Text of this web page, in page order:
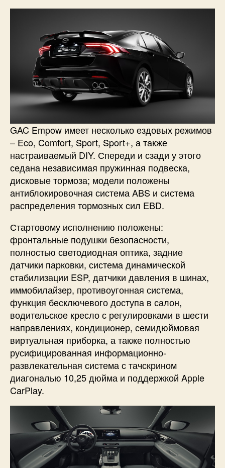
GAC Empow имеет несколько ездовых режимов
– Eco, Comfort, Sport, Sport+, а также
настраиваемый DIY. Спереди и сзади у этого
седана независимая пружинная подвеска,
дисковые тормоза; модели положены
антиблокировочная система ABS и система
распределения тормозных сил EBD.
Стартовому исполнению положены:
фронтальные подушки безопасности,
полностью светодиодная оптика, задние
датчики парковки, система динамической
стабилизации ESP, датчики давления в шинах,
иммобилайзер, противоугонная система,
функция бесключевого доступа в салон,
водительское кресло с регулировками в шести
направлениях, кондиционер, семидюймовая
виртуальная приборка, а также полностью
русифицированная информационно-
развлекательная система с тачскрином
диагональю 10,25 дюйма и поддержкой Apple
CarPlay.